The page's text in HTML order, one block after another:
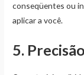
conseqüentes ou
aplicar a você.
5.